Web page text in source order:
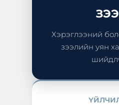
Хэрэглээний
зээлийн уян